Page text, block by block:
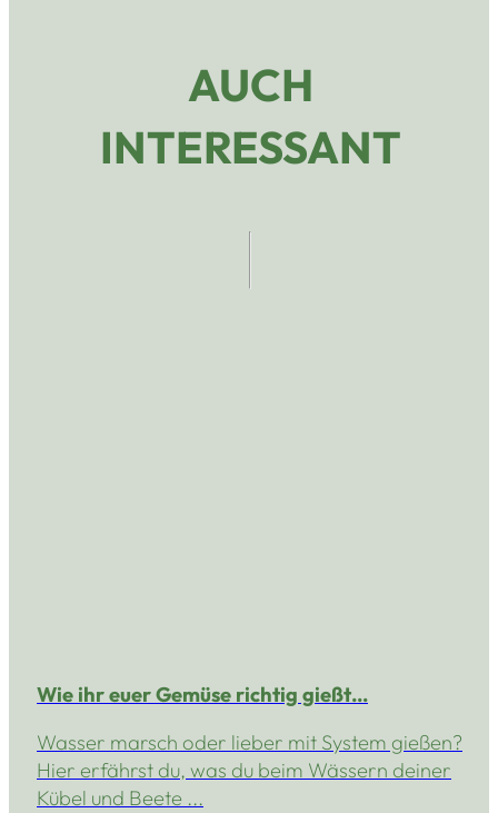
AUCH
INTERESSANT
Wie ihr euer Gemüse richtig gießt…
Wasser marsch oder lieber mit System gießen?
Hier erfährst du, was du beim Wässern deiner
Kübel und Beete ...